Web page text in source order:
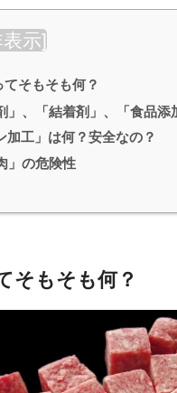
示]
てそもそも何？
」、「結着剤」、「食品添
加工」は何？安全なの？
」の危険性
そもそも何？